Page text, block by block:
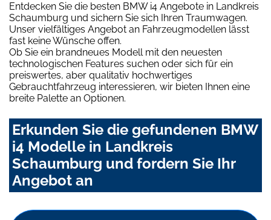
Entdecken Sie die besten BMW i4 Angebote in Landkreis
Schaumburg und sichern Sie sich Ihren Traumwagen.
Unser vielfältiges Angebot an Fahrzeugmodellen lässt
fast keine Wünsche offen.
Ob Sie ein brandneues Modell mit den neuesten
technologischen Features suchen oder sich für ein
preiswertes, aber qualitativ hochwertiges
Gebrauchtfahrzeug interessieren, wir bieten Ihnen eine
breite Palette an Optionen.
Erkunden Sie die gefundenen BMW
i4 Modelle in Landkreis
Schaumburg und fordern Sie Ihr
Angebot an